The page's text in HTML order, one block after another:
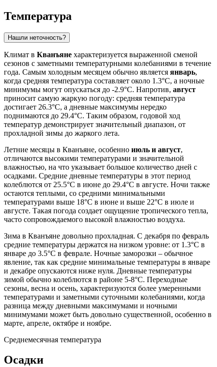
Температура
Нашли неточность?
Климат в Кванъяне характеризуется выраженной сменой
сезонов с заметными температурными колебаниями в течение
года. Самым холодным месяцем обычно является январь,
когда средняя температура составляет около 1.3°C, а ночные
минимумы могут опускаться до -2.9°C. Напротив, август
приносит самую жаркую погоду: средняя температура
достигает 26.3°C, а дневные максимумы нередко
поднимаются до 29.4°C. Таким образом, годовой ход
температур демонстрирует значительный диапазон, от
прохладной зимы до жаркого лета.
Летние месяцы в Кванъяне, особенно июль и август,
отличаются высокими температурами и значительной
влажностью, на что указывает большое количество дней с
осадками. Средние дневные температуры в этот период
колеблются от 25.5°C в июне до 29.4°C в августе. Ночи также
остаются теплыми, со средними минимальными
температурами выше 18°C в июне и выше 22°C в июле и
августе. Такая погода создает ощущение тропического тепла,
часто сопровождаемого высокой влажностью воздуха.
Зима в Кванъяне довольно прохладная. С декабря по февраль
средние температуры держатся на низком уровне: от 1.3°C в
январе до 3.5°C в феврале. Ночные заморозки – обычное
явление, так как средние минимальные температуры в январе
и декабре опускаются ниже нуля. Дневные температуры
зимой обычно колеблются в районе 5-8°C. Переходные
сезоны, весна и осень, характеризуются более умеренными
температурами и заметными суточными колебаниями, когда
разница между дневными максимумами и ночными
минимумами может быть довольно существенной, особенно в
марте, апреле, октябре и ноябре.
Среднемесячная температура
Осадки